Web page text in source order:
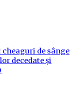
de sânge
decedate și